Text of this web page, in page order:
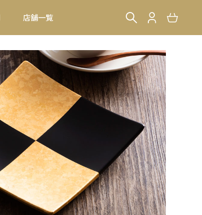
店舗一覧